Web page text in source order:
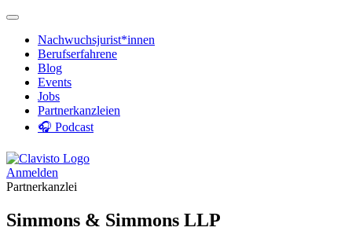
Nachwuchsjurist*innen
Berufserfahrene
Blog
Events
Jobs
Partnerkanzleien
🎧 Podcast
Anmelden
Partnerkanzlei
Simmons & Simmons LLP